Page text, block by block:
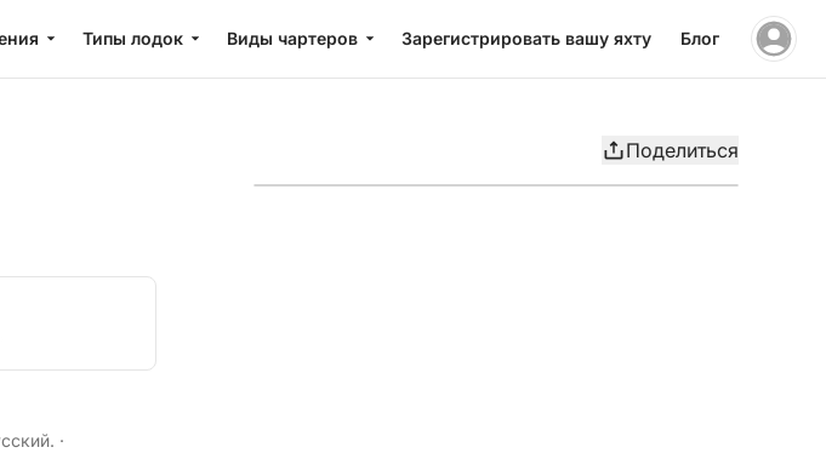
Типы лодок Виды чартеров Зарегистрировать вашу яхту Блог
Поделиться
·